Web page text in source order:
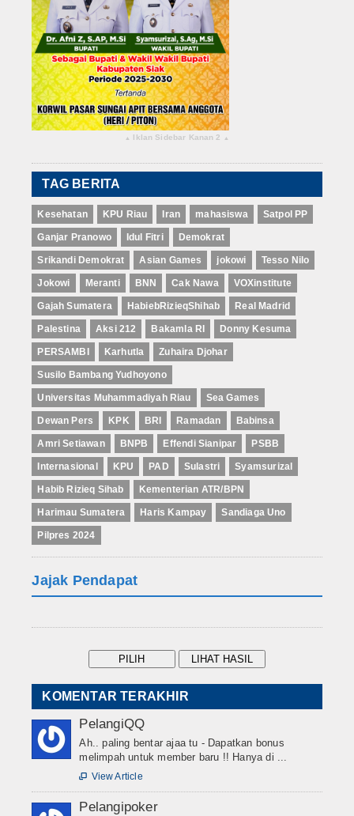
▴ Iklan Sidebar Kanan 2 ▴
TAG BERITA
Kesehatan KPU Riau Iran mahasiswa Satpol PP
Ganjar Pranowo Idul Fitri Demokrat
Srikandi Demokrat Asian Games jokowi Tesso Nilo
Jokowi Meranti BNN Cak Nawa VOXinstitute
Gajah Sumatera HabiebRizieqShihab Real Madrid
Palestina Aksi 212 Bakamla RI Donny Kesuma
PERSAMBI Karhutla Zuhaira Djohar
Susilo Bambang Yudhoyono
Universitas Muhammadiyah Riau Sea Games
Dewan Pers KPK BRI Ramadan Babinsa
Amri Setiawan BNPB Effendi Sianipar PSBB
Internasional KPU PAD Sulastri Syamsurizal
Habib Rizieq Sihab Kementerian ATR/BPN
Harimau Sumatera Haris Kampay Sandiaga Uno
Pilpres 2024
Jajak Pendapat
KOMENTAR TERAKHIR
PelangiQQ
Ah.. paling bentar ajaa tu - Dapatkan bonus
melimpah untuk member baru !! Hanya di ...
 View Article
Pelangipoker